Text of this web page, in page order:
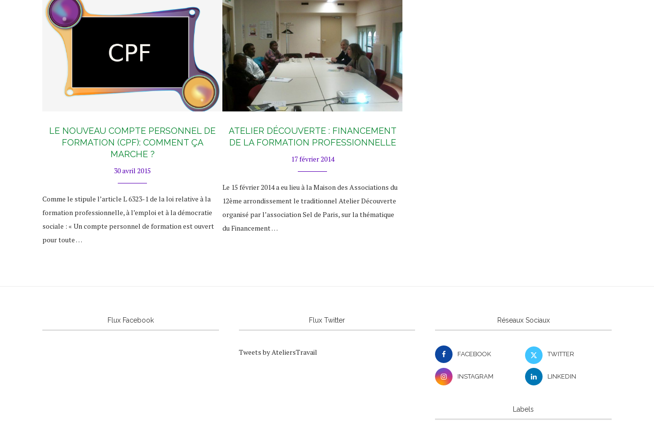
LE NOUVEAU COMPTE PERSONNEL DE
FORMATION (CPF): COMMENT ÇA
MARCHE ?
30 avril 2015
Comme le stipule l’article L 6323-1 de la loi relative à la
formation professionnelle, à l’emploi et à la démocratie
sociale : « Un compte personnel de formation est ouvert
pour toute …
ATELIER DÉCOUVERTE : FINANCEMENT
DE LA FORMATION PROFESSIONNELLE
17 février 2014
Le 15 février 2014 a eu lieu à la Maison des Associations du
12ème arrondissement le traditionnel Atelier Découverte
organisé par l’association Sel de Paris, sur la thématique
du Financement …
Flux Facebook Flux Twitter
Tweets by AteliersTravail
Réseaux Sociaux
FACEBOOK TWITTER
INSTAGRAM LINKEDIN
Labels